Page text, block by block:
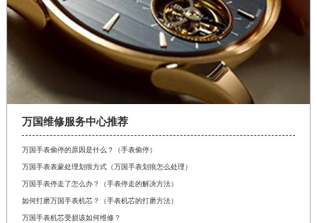
万国维修服务中心推荐
万国手表偷停的原因是什么？（手表偷停）
万国手表表蒙处理划痕方式（万国手表划痕怎么处理）
万国手表停走了怎么办？（手表停走的解决方法）
如何打磨万国手表机芯？（手表机芯的打磨方法）
万国手表机芯受损该如何维修？